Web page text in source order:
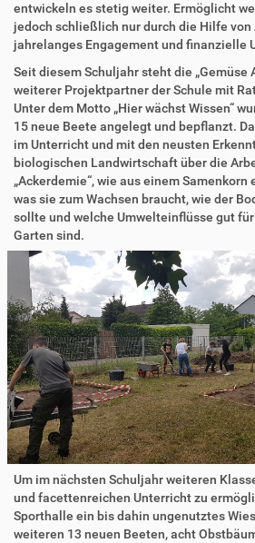
entwickeln es stetig weiter. Ermöglicht
jedoch schließlich nur durch die Hilfe von
jahrelanges Engagement und finanzielle
Seit diesem Schuljahr steht die „Gemüse
weiterer Projektpartner der Schule mit
Unter dem Motto „Hier wächst Wissen“
15 neue Beete angelegt und bepflanzt.
im Unterricht und mit den neusten
biologischen Landwirtschaft über die
„Ackerdemie“, wie aus einem
was sie zum Wachsen braucht, wie der
sollte und welche Umwelteinflüsse gut
Garten sind.
Um im nächsten Schuljahr weiteren
und facettenreichen Unterricht zu
Sporthalle ein bis dahin ungenutztes
weiteren 13 neuen Beeten, acht